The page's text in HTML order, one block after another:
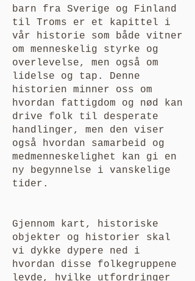
barn fra Sverige og Finland
til Troms er et kapittel i
vår historie som både vitner
om menneskelig styrke og
overlevelse, men også om
lidelse og tap. Denne
historien minner oss om
hvordan fattigdom og nød kan
drive folk til desperate
handlinger, men den viser
også hvordan samarbeid og
medmenneskelighet kan gi en
ny begynnelse i vanskelige
tider.
Gjennom kart, historiske
objekter og historier skal
vi dykke dypere ned i
hvordan disse folkegruppene
levde, hvilke utfordringer